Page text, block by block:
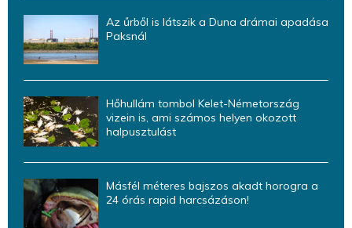
Az űrből is látszik a Duna drámai apadása
Paksnál
Hőhullám tombol Kelet-Németország
vizein is, ami számos helyen okozott
halpusztulást
Másfél méteres bajszos akadt horogra a
24 órás rapid harcsázáson!